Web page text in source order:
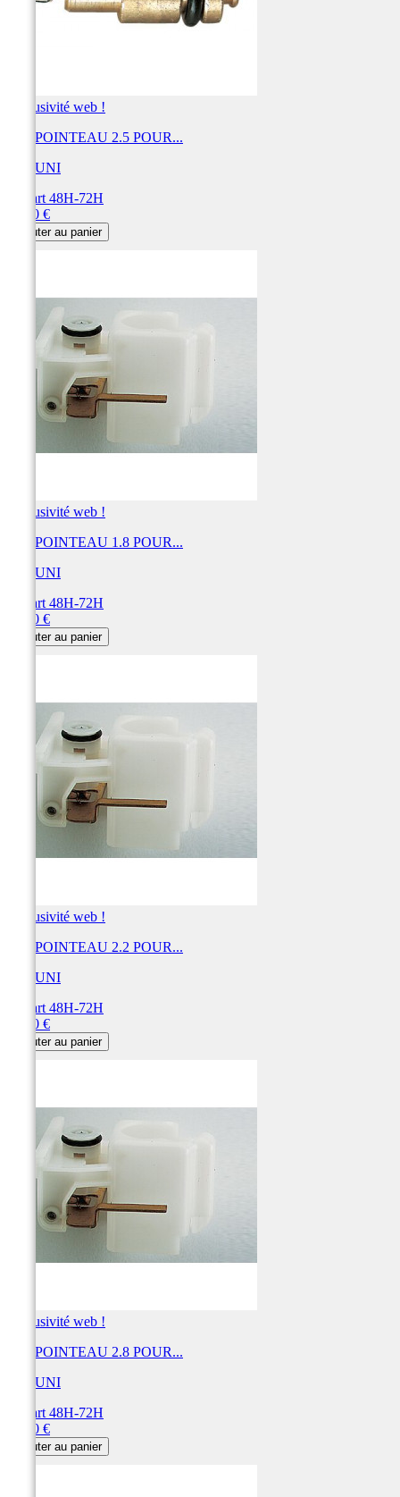
Exclusivité web !
KIT POINTEAU 2.5 POUR...
MIKUNI
Départ 48H-72H
31,20 €
Ajouter au panier
Exclusivité web !
KIT POINTEAU 1.8 POUR...
MIKUNI
Départ 48H-72H
31,20 €
Ajouter au panier
Exclusivité web !
KIT POINTEAU 2.2 POUR...
MIKUNI
Départ 48H-72H
31,20 €
Ajouter au panier
Exclusivité web !
KIT POINTEAU 2.8 POUR...
MIKUNI
Départ 48H-72H
31,20 €
Ajouter au panier